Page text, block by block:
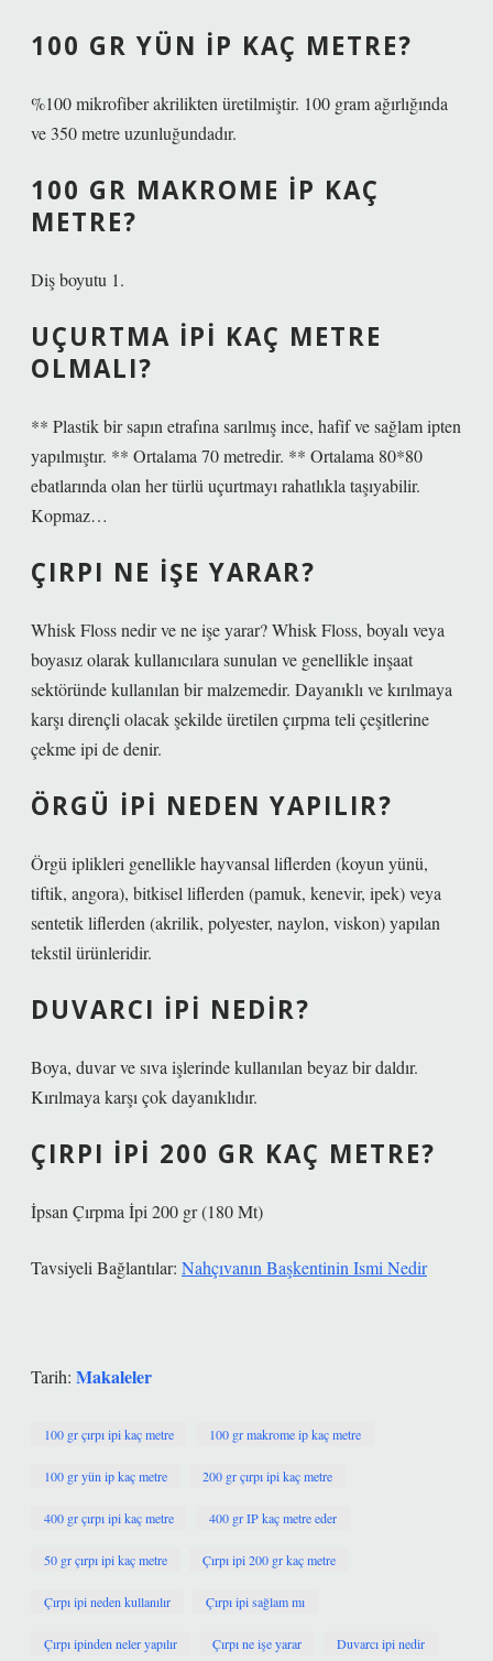
100 GR YÜN IP KAÇ METRE?
%100 mikrofiber akrilikten üretilmiştir. 100 gram ağırlığında
ve 350 metre uzunluğundadır.
100 GR MAKROME IP KAÇ
METRE?
Diş boyutu 1.
UÇURTMA IPI KAÇ METRE
OLMALI?
** Plastik bir sapın etrafına sarılmış ince, hafif ve sağlam ipten
yapılmıştır. ** Ortalama 70 metredir. ** Ortalama 80*80
ebatlarında olan her türlü uçurtmayı rahatlıkla taşıyabilir.
Kopmaz…
ÇIRPI NE IŞE YARAR?
Whisk Floss nedir ve ne işe yarar? Whisk Floss, boyalı veya
boyasız olarak kullanıcılara sunulan ve genellikle inşaat
sektöründe kullanılan bir malzemedir. Dayanıklı ve kırılmaya
karşı dirençli olacak şekilde üretilen çırpma teli çeşitlerine
çekme ipi de denir.
ÖRGÜ IPI NEDEN YAPILIR?
Örgü iplikleri genellikle hayvansal liflerden (koyun yünü,
tiftik, angora), bitkisel liflerden (pamuk, kenevir, ipek) veya
sentetik liflerden (akrilik, polyester, naylon, viskon) yapılan
tekstil ürünleridir.
DUVARCI IPI NEDIR?
Boya, duvar ve sıva işlerinde kullanılan beyaz bir daldır.
Kırılmaya karşı çok dayanıklıdır.
ÇIRPI IPI 200 GR KAÇ METRE?
İpsan Çırpma İpi 200 gr (180 Mt)
Tavsiyeli Bağlantılar: Nahçıvanın Başkentinin Ismi Nedir
Tarih: Makaleler
100 gr çırpı ipi kaç metre 100 gr makrome ip kaç metre
100 gr yün ip kaç metre 200 gr çırpı ipi kaç metre
400 gr çırpı ipi kaç metre 400 gr IP kaç metre eder
50 gr çırpı ipi kaç metre Çırpı ipi 200 gr kaç metre
Çırpı ipi neden kullanılır Çırpı ipi sağlam mı
Çırpı ipinden neler yapılır Çırpı ne işe yarar Duvarcı ipi nedir